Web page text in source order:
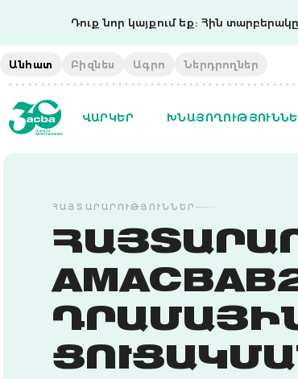
Դուք նոր կայքում եք: Հին
Անհատ Բիզնես Ագրո Ներդրողներ
ՎԱՐԿԵՐ
ՀԱՅՏԱՐԱՐՈՒԹՅՈՒՆՆԵՐ